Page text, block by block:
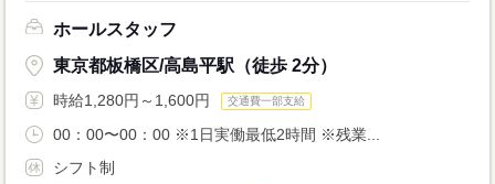
ホールスタッフ
東京都板橋区/高島平駅（徒歩 2分）
時給1,280円～1,600円 交通費一部支給
00：00〜00：00 ※1日実働最低2時間 ※残業...
シフト制